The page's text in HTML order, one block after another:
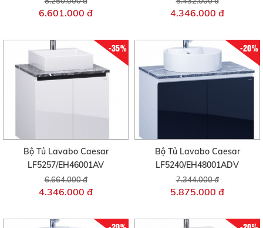
6.601.000 đ 4.346.000 đ
-35%
Bộ Tủ Lavabo Caesar
LF5257/EH46001AV
6.664.000 đ
4.346.000 đ
-20%
Bộ Tủ Lavabo Caesar
LF5240/EH48001ADV
7.344.000 đ
5.875.000 đ